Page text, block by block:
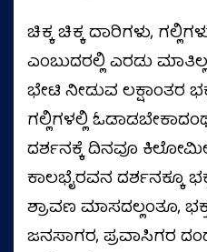
ಚಿಕ್ಕ ಚಿಕ್ಕ ದಾರಿಗಳು,
ಎಂಬುದರಲ್ಲಿ ಎರಡು
ಭೇಟಿ ನೀಡುವ ಲಕ್ಷಾಂತರ
ಗಲ್ಲಿಗಳಲ್ಲಿ
ದರ್ಶನಕ್ಕೆ ದಿನವೂ
ಕಾಲಭೈರವನ ದರ್ಶನಕ್ಕೂ
ಶ್ರಾವಣ ಮಾಸದಲ್ಲಂತೂ,
ಜನಸಾಗರ, ಪ್ರವಾಸಿಗರ